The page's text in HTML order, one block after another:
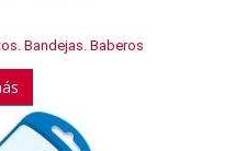
Bandejas. Baberos